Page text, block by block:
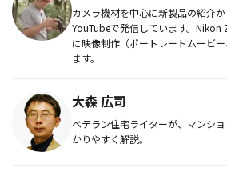
カメラ機材を中心に新製品の紹介
YouTubeで発信しています。Nikon
に映像制作（ポートレートムービ
ます。
大森 広司
ベテラン住宅ライターが、マンシ
かりやすく解説。